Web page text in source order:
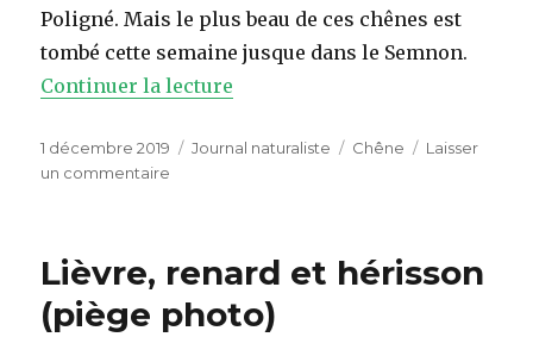
Poligné. Mais le plus beau de ces chênes est
tombé cette semaine jusque dans le Semnon.
Continuer la lecture
Publié
le
1 décembre 2019 Catégories
Journal naturaliste Étiquettes
Chêne
Laisser
un commentaire
géants
du
Tertre
Lièvre, renard et hérisson
(piège photo)